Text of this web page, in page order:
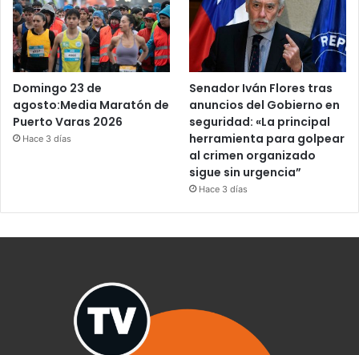
Domingo 23 de
agosto:Media Maratón de
Puerto Varas 2026
Hace 3 días
Senador Iván Flores tras
anuncios del Gobierno en
seguridad: «La principal
herramienta para golpear
al crimen organizado
sigue sin urgencia”
Hace 3 días